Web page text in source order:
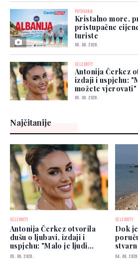
PUTOVANJA
Kristalno more,
pristupačne
turiste
06. 08. 2026.
CELEBRITY
Antonija Čerkez
izdaji i uspjehu:
možete vjerovati"
05. 08. 2026.
Najčitanije
CELEBRITY
Antonija Čerkez otvorila
dušu o ljubavi, izdaji i
uspjehu: "Malo je ljudi
kojima možete vjerovati"
05. 08. 2026.
CELEBRITY
Dok
04. 08. 2026.